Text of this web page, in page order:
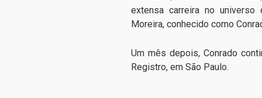
extensa carreira no
Moreira, conhecido como
Um mês depois, Conrado
Registro, em São Paulo.